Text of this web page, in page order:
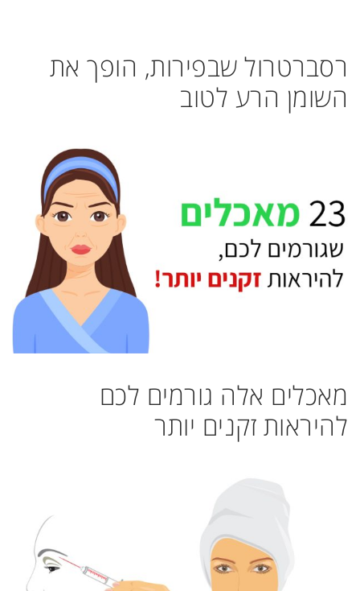
רסברטרול שבפירות, הופך את
השומן הרע לטוב
מאכלים אלה גורמים לכם
להיראות זקנים יותר